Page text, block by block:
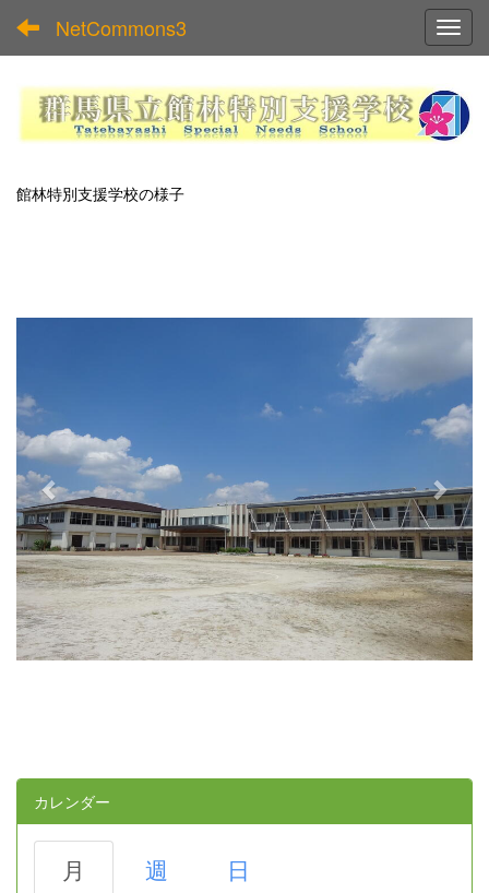
NetCommons3
館林特別支援学校の様子
v
s
t
カレンダー
月 週 日